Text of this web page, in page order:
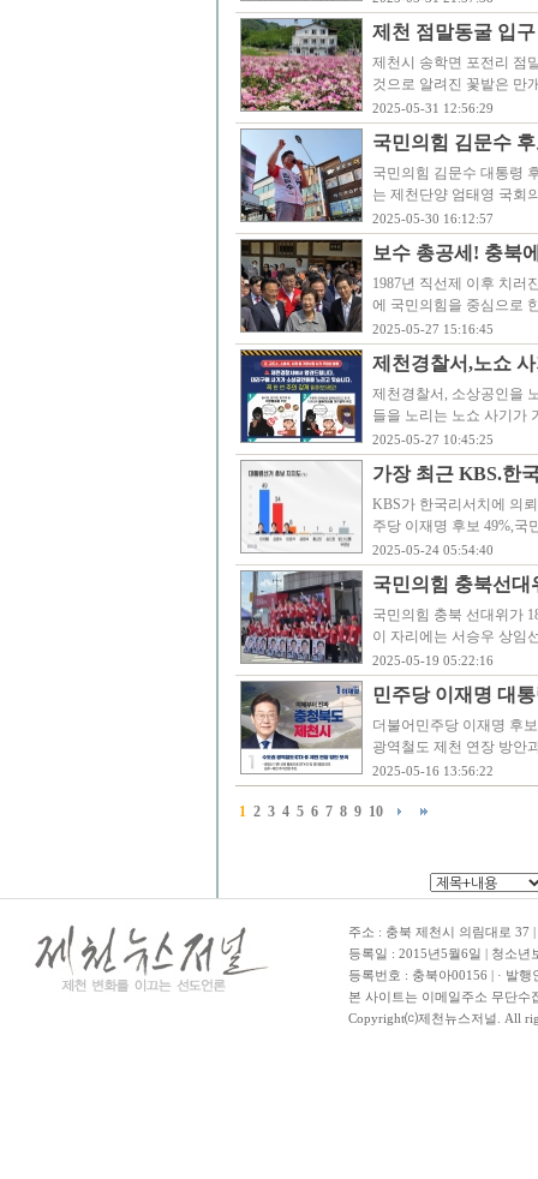
제천 점말동굴 입
제천시 송학면 포전리 점
것으로 알려진 꽃밭은 만
2025-05-31 12:56:29
국민의힘 김문수
국민의힘 김문수 대통령
는 제천단양 엄태영 국회
2025-05-30 16:12:57
보수 총공세! 충북
1987년 직선제 이후 치러
에 국민의힘을 중심으로
2025-05-27 15:16:45
제천경찰서,노쇼
제천경찰서, 소상공인을
들을 노리는 노쇼 사기가
2025-05-27 10:45:25
가장 최근 KBS.한
KBS가 한국리서치에 의
주당 이재명 후보 49%,국
2025-05-24 05:54:40
국민의힘 충북선대
국민의힘 충북 선대위가
이 자리에는 서승우 상임
2025-05-19 05:22:16
민주당 이재명 대
더불어민주당 이재명 후
광역철도 제천 연장 방안
2025-05-16 13:56:22
1 2 3 4 5 6 7 8 9 10
주소 : 충북 제천시 의림대로 37
등록일 : 2015년5월6일 | 청소
등록번호 : 충북아00156 | · 발
본 사이트는 이메일주소 무단수
Copyright⒞제천뉴스저널. All